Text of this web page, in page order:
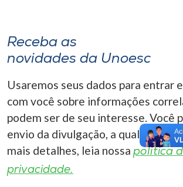
A+
Receba as
novidades da Unoesc
Usaremos seus dados para entrar
com você sobre informações
podem ser de seu interesse. Você
envio da divulgação, a qualquer
mais detalhes, leia nossa política
privacidade.